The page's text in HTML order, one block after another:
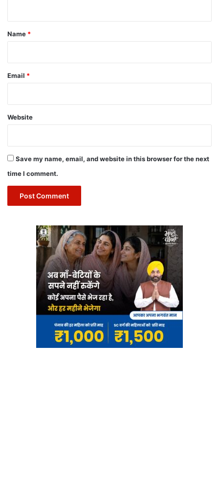
*
Name *
Email *
Website
Save my name, email, and website in this browser for the next
time I comment.